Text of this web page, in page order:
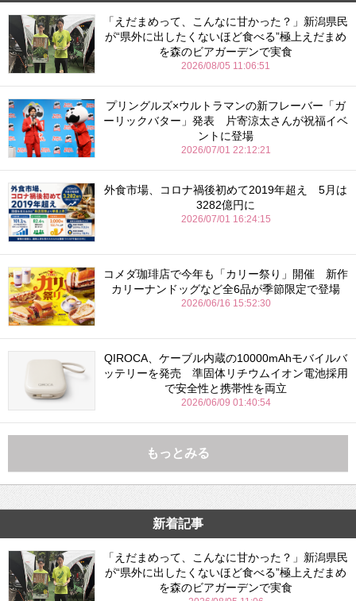
「えだまめって、こんなに甘かった？」新潟県民
が“県外に出したくないほど食べる”極上えだまめ
を森のビアガーデンで実食
2026/08/05 11:06:51
プリングルズ×ウルトラマンの新フレーバー「ガ
ーリックバター」発表 片寄涼太さんが祝福イベ
ントに登場
2026/07/01 22:12:21
外食市場、コロナ禍後初めて2019年超え 5月は
3282億円に
2026/07/01 16:24:15
コメダ珈琲店で今年も「カリー祭り」開催 新作
カリーナンドッグなど全6品が季節限定で登場
2026/06/16 15:52:30
QIROCA、ケーブル内蔵の10000mAhモバイルバ
ッテリーを発売 準固体リチウムイオン電池採用
で安全性と携帯性を両立
2026/06/09 01:40:54
もっとみる
新着記事
「えだまめって、こんなに甘かった？」新潟県民
が“県外に出したくないほど食べる”極上えだまめ
を森のビアガーデンで実食